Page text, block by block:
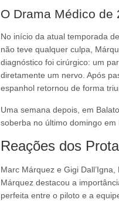
O Drama Médico de
No início da atual temporada
não teve qualquer culpa,
diagnóstico foi cirúrgico: um
diretamente um nervo. Após
espanhol retornou de forma
Uma semana depois, em
soberba no último domingo
Reações dos
Marc Márquez e Gigi
Márquez destacou a
perfeita entre o piloto e a